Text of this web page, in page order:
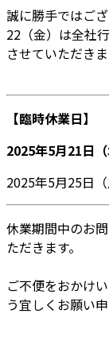
誠に勝手ではご
22（金）は全社
させていただきま
【臨時休業日】
2025年5月21日（
2025年5月25日
休業期間中のお
ただきます。
ご不便をおかけ
う宜しくお願い申